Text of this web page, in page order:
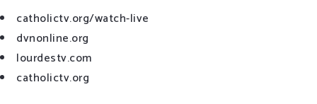
catholictv.org/watch-live
dvnonline.org
lourdestv.com
catholictv.org